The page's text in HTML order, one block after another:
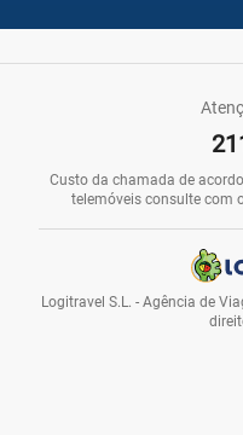
Custo da chamada de
telemóveis consulte com
Logitravel S.L. - Agência de